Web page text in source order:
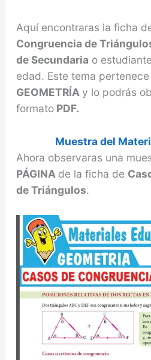
Aquí encontraras la ficha
Congruencia de
de Secundaria o
edad. Este tema
GEOMETRÍA y lo podrás
formatoPDF.
Muestra del
Ahora observaras una
PÁGINA de la ficha de
de Triángulos.